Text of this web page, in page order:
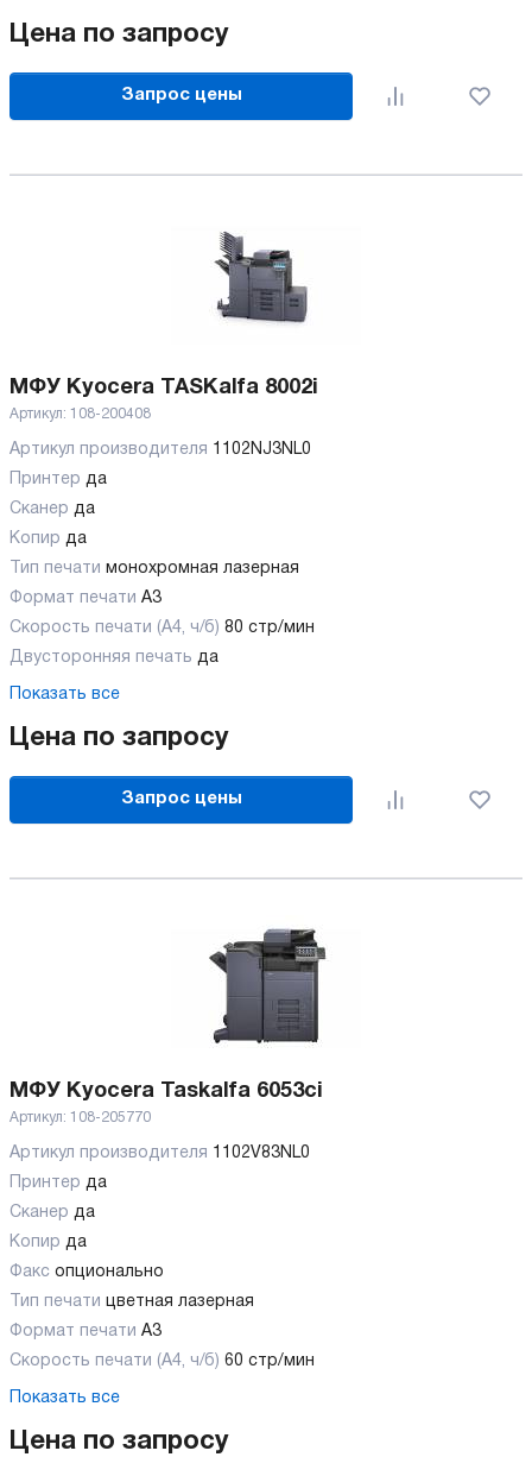
Цена по запросу
Запрос цены
МФУ Kyocera TASKalfa 8002i
Артикул: 108-200408
Артикул производителя 1102NJ3NL0
Принтер да
Сканер да
Копир да
Тип печати монохромная лазерная
Формат печати A3
Скорость печати (А4, ч/б) 80 стр/мин
Двусторонняя печать да
Показать все
Цена по запросу
Запрос цены
МФУ Kyocera Taskalfa 6053ci
Артикул: 108-205770
Артикул производителя 1102V83NL0
Принтер да
Сканер да
Копир да
Факс опционально
Тип печати цветная лазерная
Формат печати A3
Скорость печати (А4, ч/б) 60 стр/мин
Показать все
Цена по запросу